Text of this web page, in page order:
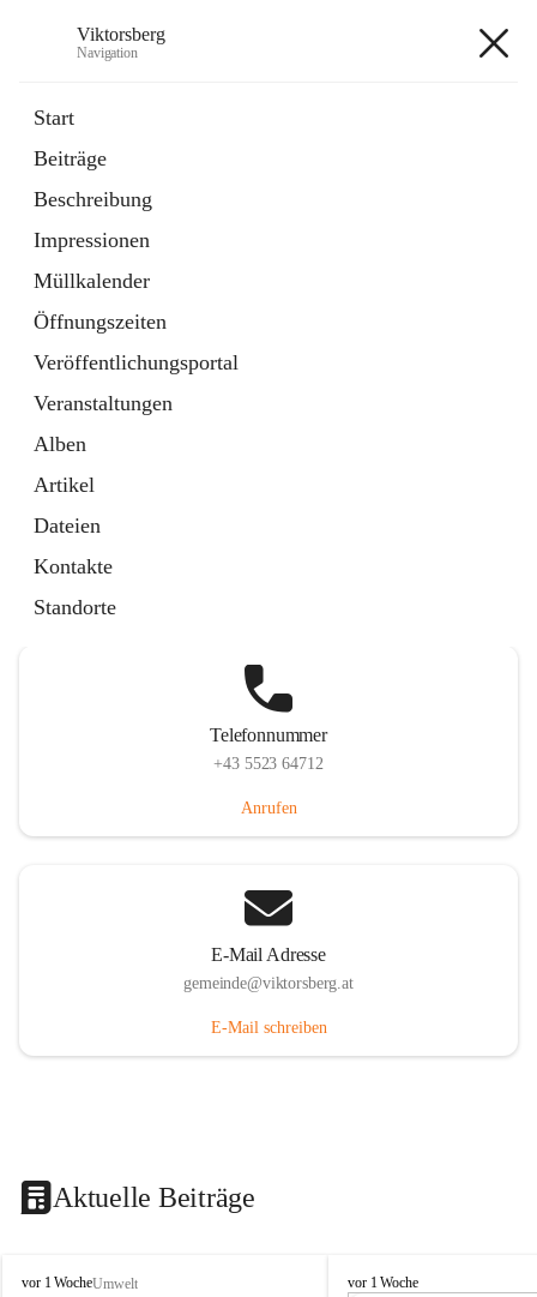
Viktorsberg
Navigation
Start
Beiträge
Beschreibung
Impressionen
Müllkalender
Öffnungszeiten
Veröffentlichungsportal
Veranstaltungen
Alben
Artikel
Dateien
Kontakte
Standorte
1 Schnellzugriff
Bürgerservice
10 Schnellzugriffe
Telefonnummer
+43 5523 64712
Anrufen
E-Mail Adresse
gemeinde@viktorsberg.at
E-Mail schreiben
Aktuelle Beiträge
V
vor 1 WocheUmwelt
V
vor 1 Woche